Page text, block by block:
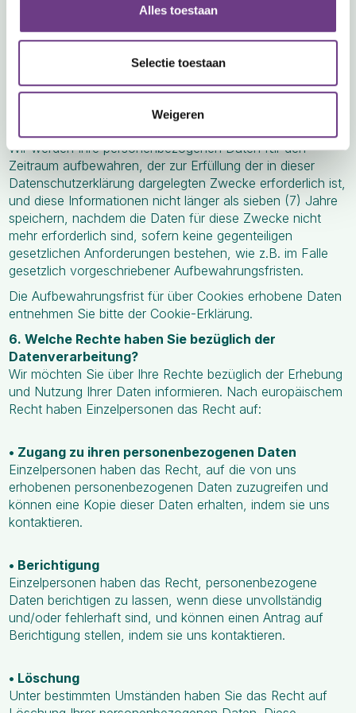
Alles toestaan
Selectie toestaan
Weigeren
gespeichert, die Sie als Einzelperson (oder im Namen
Ihres Unternehmens) mit uns führen,
Datenschutz und Sicherheit:
https://www.teamleader.eu/privacyund
Wir werden Ihre personenbezogenen Daten für den
Zeitraum aufbewahren, der zur Erfüllung der in dieser
Datenschutzerklärung dargelegten Zwecke erforderlich ist,
und diese Informationen nicht länger als sieben (7) Jahre
speichern, nachdem die Daten für diese Zwecke nicht
mehr erforderlich sind, sofern keine gegenteiligen
gesetzlichen Anforderungen bestehen, wie z.B. im Falle
gesetzlich vorgeschriebener Aufbewahrungsfristen.
Die Aufbewahrungsfrist für über Cookies erhobene Daten
entnehmen Sie bitte der Cookie-Erklärung.
6. Welche Rechte haben Sie bezüglich der
Datenverarbeitung?
Wir möchten Sie über Ihre Rechte bezüglich der Erhebung
und Nutzung Ihrer Daten informieren. Nach europäischem
Recht haben Einzelpersonen das Recht auf:
• Zugang zu ihren personenbezogenen Daten
Einzelpersonen haben das Recht, auf die von uns
erhobenen personenbezogenen Daten zuzugreifen und
können eine Kopie dieser Daten erhalten, indem sie uns
kontaktieren.
• Berichtigung
Einzelpersonen haben das Recht, personenbezogene
Daten berichtigen zu lassen, wenn diese unvollständig
und/oder fehlerhaft sind, und können einen Antrag auf
Berichtigung stellen, indem sie uns kontaktieren.
• Löschung
Unter bestimmten Umständen haben Sie das Recht auf